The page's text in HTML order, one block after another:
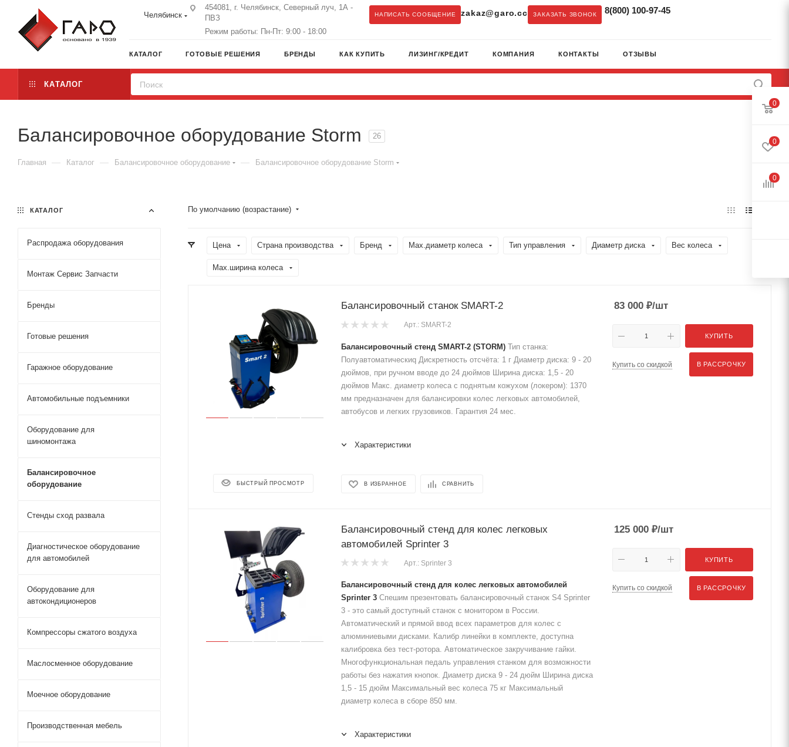
Челябинск
454081, г. Челябинск, Северный луч, 1А -
ПВЗ
Режим работы: Пн-Пт: 9:00 - 18:00
НАПИСАТЬ СООБЩЕНИЕ zakaz@garo.cc ЗАКАЗАТЬ ЗВОНОК 8(800) 100-97-45
КАТАЛОГ ГОТОВЫЕ РЕШЕНИЯ БРЕНДЫ КАК КУПИТЬ ЛИЗИНГ/КРЕДИТ КОМПАНИЯ КОНТАКТЫ ОТЗЫВЫ
КАТАЛОГ
Балансировочное оборудование Storm 26
Главная — Каталог — Балансировочное оборудование — Балансировочное оборудование Storm
По умолчанию (возрастание)
Цена Страна производства Бренд Мах.диаметр колеса Тип управления Диаметр диска Вес колеса
Мах.ширина колеса
БЫСТРЫЙ ПРОСМОТР
Балансировочный станок SMART-2
Арт.: SMART-2
Балансировочный стенд SMART-2 (STORM) Тип станка:
Полуавтоматическиq Дискретность отсчёта: 1 г Диаметр диска: 9 - 20
дюймов, при ручном вводе до 24 дюймов Ширина диска: 1,5 - 20
дюймов Макс. диаметр колеса с поднятым кожухом (локером): 1370
мм предназначен для балансировки колес легковых автомобилей,
автобусов и легких грузовиков. Гарантия 24 мес.
Характеристики
В ИЗБРАННОЕ СРАВНИТЬ
83 000 ₽/шт
КУПИТЬ
Купить со скидкой В РАССРОЧКУ
Балансировочный стенд для колес легковых
автомобилей Sprinter 3
Арт.: Sprinter 3
Балансировочный стенд для колес легковых автомобилей
Sprinter 3 Спешим презентовать балансировочный станок S4 Sprinter
3 - это самый доступный станок с монитором в России.
Автоматический и прямой ввод всех параметров для колес с
алюминиевыми дисками. Калибр линейки в комплекте, доступна
калибровка без тест-ротора. Автоматическое закручивание гайки.
Многофункциональная педаль управления станком для возможности
работы без нажатия кнопок. Диаметр диска 9 - 24 дюйм Ширина диска
1,5 - 15 дюйм Максимальный вес колеса 75 кг Максимальный
диаметр колеса в сборе 850 мм.
Характеристики
125 000 ₽/шт
КУПИТЬ
Купить со скидкой В РАССРОЧКУ
КАТАЛОГ
Распродажа оборудования
Монтаж Сервис Запчасти
Бренды
Готовые решения
Гаражное оборудование
Автомобильные подъемники
Оборудование для
шиномонтажа
Балансировочное
оборудование
Стенды сход развала
Диагностическое оборудование
для автомобилей
Оборудование для
автокондиционеров
Компрессоры сжатого воздуха
Маслосменное оборудование
Моечное оборудование
Производственная мебель
0
0
0